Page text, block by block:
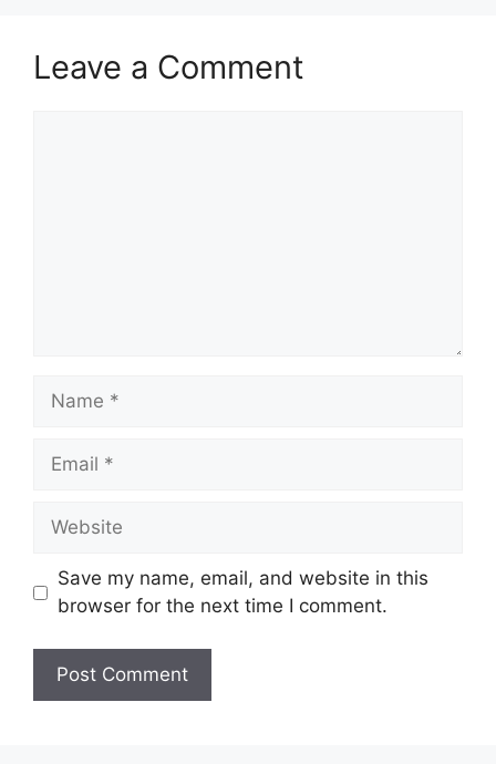
Leave a Comment
Name
Email
Website
Save my name, email, and website in this
browser for the next time I comment.